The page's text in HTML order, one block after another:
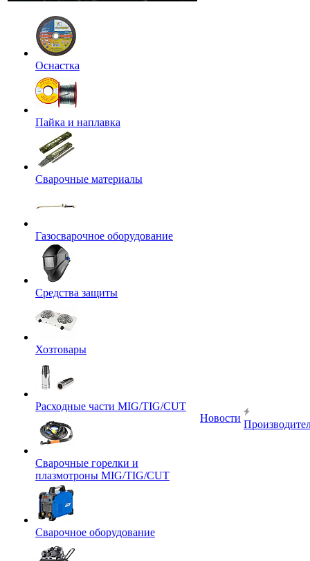
Оснастка
Пайка и наплавка
Сварочные материалы
Газосварочное оборудование
Средства защиты
Хозтовары
Расходные части MIG/TIG/CUT
Сварочные горелки и
плазмотроны MIG/TIG/CUT
Сварочное оборудование
Новости